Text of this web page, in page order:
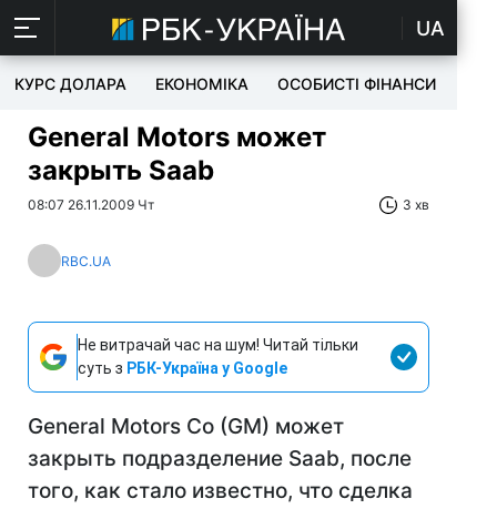
UA
КУРС ДОЛАРА ЕКОНОМІКА ОСОБИСТІ ФІНАНСИ
General Motors может
закрыть Saab
08:07 26.11.2009 Чт 3 хв
RBC.UA
Не витрачай час на шум! Читай тільки
суть з РБК-Україна у Google
General Motors Co (GM) может
закрыть подразделение Saab, после
того, как стало известно, что сделка